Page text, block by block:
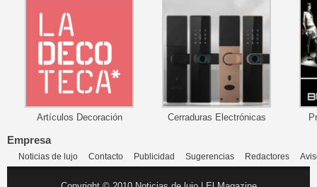
Artículos Decoración Cerraduras Electrónicas
Empresa
Noticias de lujo Contacto Publicidad Sugerencias Redactores